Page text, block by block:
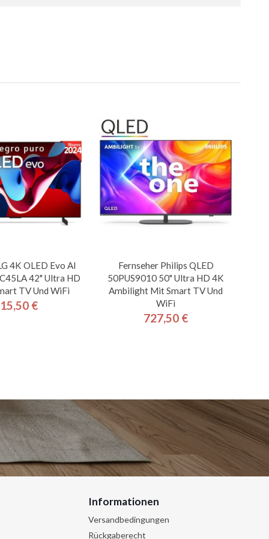
4K OLED Evo AI
42" Ultra HD
TV Und WiFi
Preis
€
Fernseher Philips QLED
50PUS9010 50" Ultra HD 4K
Ambilight Mit Smart TV Und
WiFi
Preis
727,50 €
Informationen
Versandbedingungen
Rückgaberecht